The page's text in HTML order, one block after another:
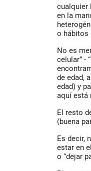
cualquier
en la
o hábitos
No es
celular” -
de edad,
edad) y
aquí está
El resto
(buena
Es decir,
estar en
o “dejar